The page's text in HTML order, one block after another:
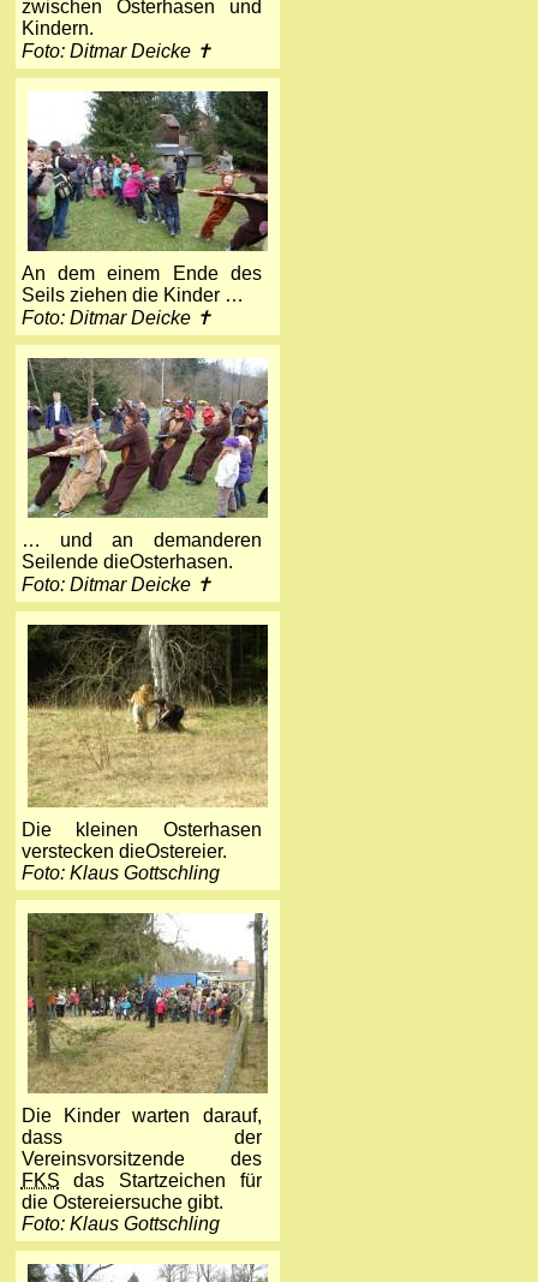
zwischen Osterhasen und
Kindern.
Foto: Ditmar Deicke ✝
An dem einem Ende des
Seils ziehen die Kinder …
Foto: Ditmar Deicke ✝
… und an demanderen
Seilende dieOsterhasen.
Foto: Ditmar Deicke ✝
Die kleinen Osterhasen
verstecken dieOstereier.
Foto: Klaus Gottschling
Die Kinder warten darauf,
dass der
Vereinsvorsitzende des
FKS das Startzeichen für
die Ostereiersuche gibt.
Foto: Klaus Gottschling